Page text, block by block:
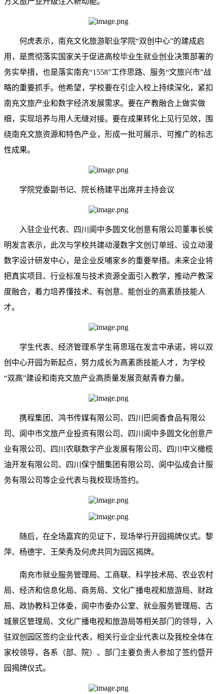
何虎表示，南充文化旅游职业学院“双创中心”的建成启
用，是贯彻落实国家关于促进高校毕业生就业创业决策部署的
务实举措，也是落实南充“1558”工作思路、服务“文旅兴市”战
略的重要抓手。他希望，学校要在引企入校上持续深化，紧扣
南充文旅产业和数字经济发展需求。要在产教融合上做实做
细，实现培养与用人无缝对接。要在成果转化上见行见效，围
绕南充文旅资源和特色产业，形成一批可展示、可推广的标志
性成果。
学院党委副书记、院长杨建平出席并主持会议
入驻企业代表、四川阆中多圆文化创意有限公司董事长侯
明发言表示，此次与学校共建动漫数字文创订单班、设立动漫
数字设计研发中心，是企业反哺家乡的重要举措。未来企业将
把真实项目、行业标准与技术资源全面引入教学，推动产教深
度融合，着力培养懂技术、有创意、能创业的高素质技能人
才。
学生代表、经济管理系学生蒋思瑶在发言中承诺，将以双
创中心开园为新起点，努力成长为高素质技能人才，为学校
“双高”建设和南充文旅产业高质量发展贡献青春力量。
携程集团、鸿书传媒有限公司、四川巴阆香食品有限公
司、阆中市文旅产业投资有限公司、四川阆中多圆文化创意产
业有限公司、四川农联数字产业发展有限公司、四川中义橄榄
油开发有限公司、四川保宁醋集团有限公司、阆中弘成会计服
务有限公司等企业代表与我校现场签约。
随后，在全场嘉宾的见证下，现场举行开园揭牌仪式。黎
萍、杨德宇、王荣秀及何虎共同为园区揭牌。
南充市就业服务管理局、工商联、科学技术局、农业农村
局、经济和信息化局、商务局、文化广播电视和旅游局、财政
局、政协教科卫体委，阆中市委办公室、就业服务管理局、古
城景区管理局、文化广播电视和旅游局等相关部门的领导，入
驻双创园区签约企业代表，相关行业企业代表以及我校全体在
家校领导，各系（部、院）、部门主要负责人参加了签约暨开
园揭牌仪式。